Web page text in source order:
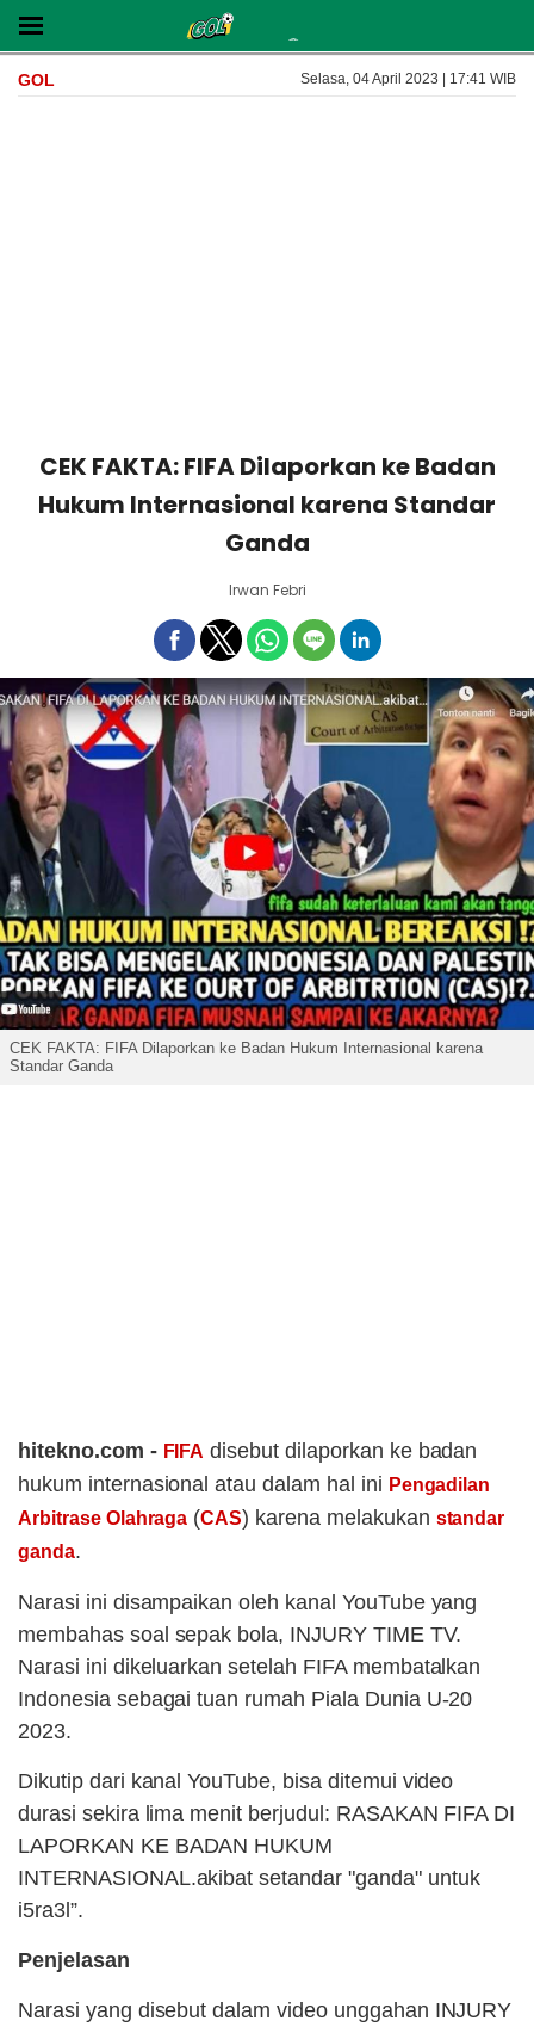
GOL Selasa, 04 April 2023 | 17:41 WIB
CEK FAKTA: FIFA Dilaporkan ke Badan
Hukum Internasional karena Standar
Ganda
Irwan Febri
CEK FAKTA: FIFA Dilaporkan ke Badan Hukum Internasional karena
Standar Ganda
hitekno.com - FIFA disebut dilaporkan ke badan
hukum internasional atau dalam hal ini Pengadilan
Arbitrase Olahraga (CAS) karena melakukan standar
ganda.
Narasi ini disampaikan oleh kanal YouTube yang
membahas soal sepak bola, INJURY TIME TV.
Narasi ini dikeluarkan setelah FIFA membatalkan
Indonesia sebagai tuan rumah Piala Dunia U-20
2023.
Dikutip dari kanal YouTube, bisa ditemui video
durasi sekira lima menit berjudul: RASAKAN FIFA DI
LAPORKAN KE BADAN HUKUM
INTERNASIONAL.akibat setandar "ganda" untuk
i5ra3l”.
Penjelasan
Narasi yang disebut dalam video unggahan INJURY